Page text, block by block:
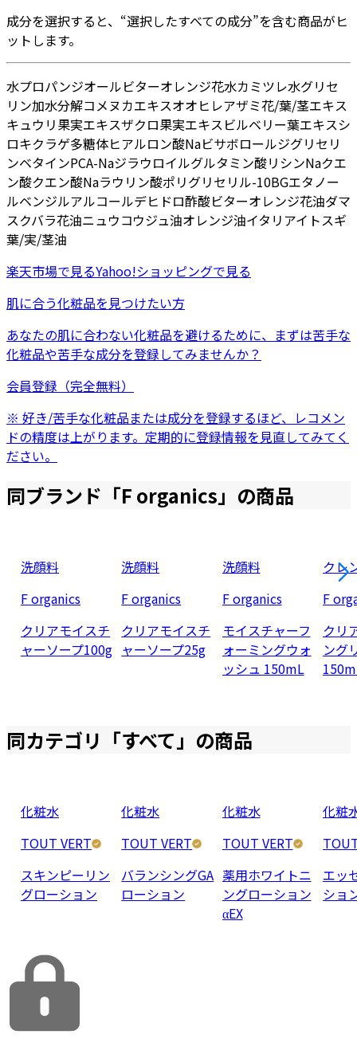
成分を選択すると、“選択したすべての成分”を含む商品がヒ
ットします。
水プロパンジオールビターオレンジ花水カミツレ水グリセ
リン加水分解コメヌカエキスオオヒレアザミ花/葉/茎エキス
キュウリ果実エキスザクロ果実エキスビルベリー葉エキスシ
ロキクラゲ多糖体ヒアルロン酸Naビサボロールジグリセリ
ンベタインPCA-Naジラウロイルグルタミン酸リシンNaクエ
ン酸クエン酸Naラウリン酸ポリグリセリル-10BGエタノー
ルベンジルアルコールデヒドロ酢酸ビターオレンジ花油ダマ
スクバラ花油ニュウコウジュ油オレンジ油イタリアイトスギ
葉/実/茎油
楽天市場で見るYahoo!ショッピングで見る
肌に合う化粧品を見つけたい方
あなたの肌に合わない化粧品を避けるために、まずは苦手な
化粧品や苦手な成分を登録してみませんか？
会員登録（完全無料）
※ 好き/苦手な化粧品または成分を登録するほど、レコメン
ドの精度は上がります。定期的に登録情報を見直してみてく
ださい。
同ブランド「F organics」の商品
洗顔料
F organics
クリアモイスチ
ャーソープ100g
洗顔料
F organics
クリアモイスチ
ャーソープ25g
洗顔料
F organics
モイスチャーフ
ォーミングウォ
ッシュ 150mL
クレ
F
クリ
ング
同カテゴリ「すべて」の商品
化粧水
TOUT VERT
スキンピーリン
グローション
化粧水
TOUT VERT
バランシングGA
ローション
化粧水
TOUT VERT
薬用ホワイトニ
ングローション
αEX
化粧
エッ
ショ